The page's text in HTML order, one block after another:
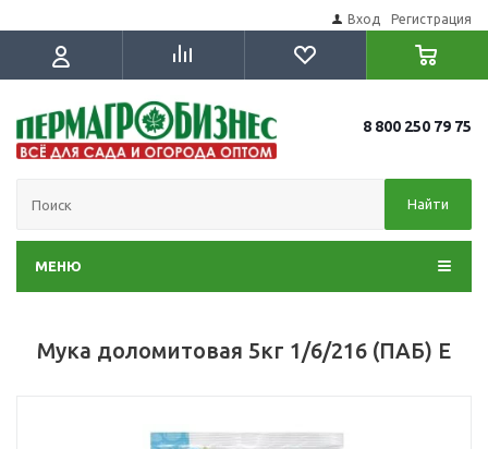
Вход Регистрация
8 800 250 79 75
Найти
МЕНЮ
Мука доломитовая 5кг 1/6/216 (ПАБ) Е